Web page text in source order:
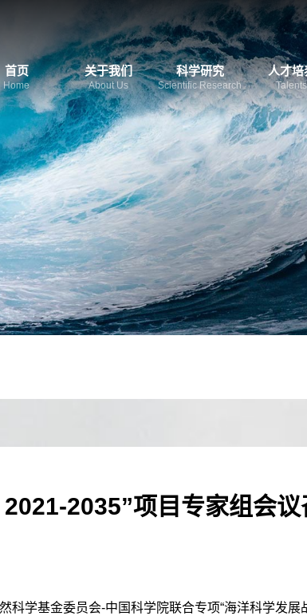
首页
Home
关于我们
About Us
科学研究
Scientific Research
人才培
Talents
2035”项目专家组会议
科学基金委员会-中国科学院联合专项“海洋科学发展